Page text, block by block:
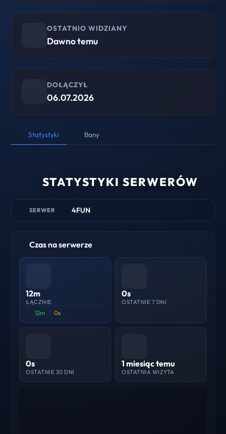
OSTATNIO WIDZIANY
Dawno temu
DOŁĄCZYŁ
06.07.2026
Statystyki Bany
STATYSTYKI SERWERÓW
SERWER 4FUN
Czas na serwerze
12m
ŁĄCZNIE
12m 0s
0s
OSTATNIE 7 DNI
0s
OSTATNIE 30 DNI
1 miesiąc temu
OSTATNIA WIZYTA